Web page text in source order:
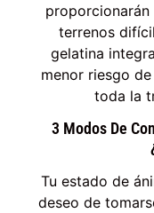
proporcionarán
terrenos
gelatina
menor riesgo
toda la
3 Modos De
Tu estado de
deseo de